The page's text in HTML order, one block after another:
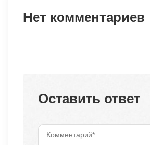
Нет комментариев
Оставить ответ